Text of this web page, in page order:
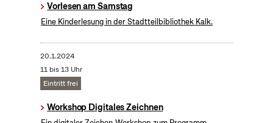
Vorlesen am Samstag
Eine Kinderlesung in der Stadtteilbibliothek Kalk.
20.1.2024
11 bis 13 Uhr
Eintritt frei
Workshop Digitales Zeichnen